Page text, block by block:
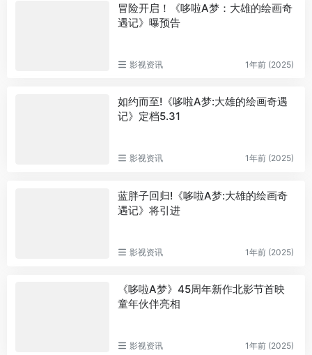
冒险开启！《哆啦A梦：大雄的绘画奇
遇记》曝预告
影视资讯 1年前 (2025)
如约而至!《哆啦A梦:大雄的绘画奇遇
记》定档5.31
影视资讯 1年前 (2025)
蓝胖子回归!《哆啦A梦:大雄的绘画奇
遇记》将引进
影视资讯 1年前 (2025)
《哆啦A梦》45周年新作北影节首映
童年伙伴亮相
影视资讯 1年前 (2025)